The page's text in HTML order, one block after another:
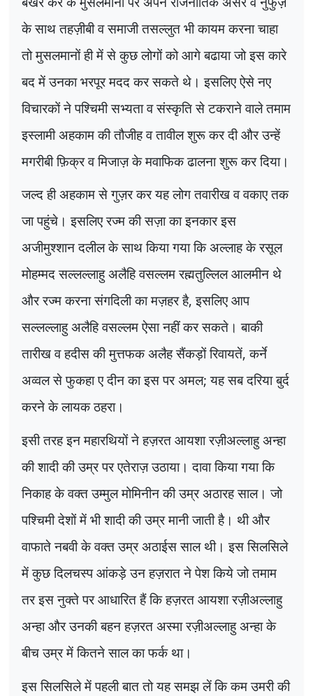
के साथ तहज़ीबी व समाजी तसल्लुत भी कायम करना चाहा
तो मुसलमानों ही में से कुछ लोगों को आगे बढाया जो इस कारे
बद में उनका भरपूर मदद कर सकते थे। इसलिए ऐसे नए
विचारकों ने पश्चिमी सभ्यता व संस्कृति से टकराने वाले तमाम
इस्लामी अहकाम की तौजीह व तावील शुरू कर दी और उन्हें
मगरीबी फ़िक्र व मिजाज़ के मवाफिक ढालना शुरू कर दिया।
जल्द ही अहकाम से गुज़र कर यह लोग तवारीख व वकाए तक
जा पहुंचे। इसलिए रज्म की सज़ा का इनकार इस
अजीमुश्शान दलील के साथ किया गया कि अल्लाह के रसूल
मोहम्मद सल्लल्लाहु अलैहि वसल्लम रह्मतुल्लिल आलमीन थे
और रज्म करना संगदिली का मज़हर है,इसलिए आप
सल्लल्लाहु अलैहि वसल्लम ऐसा नहीं कर सकते। बाकी
तारीख व हदीस की मुत्तफक अलैह सैंकड़ों रिवायतें,कर्ने
अव्वल से फुकहा ए दीन का इस पर अमल;यह सब दरिया बुर्द
करने के लायक ठहरा।
इसी तरह इन महारथियों ने हज़रत आयशा रज़ीअल्लाहु अन्हा
की शादी की उम्र पर एतेराज़ उठाया। दावा किया गया कि
निकाह के वक्त उम्मुल मोमिनीन की उम्र अठारह साल। जो
पश्चिमी देशों में भी शादी की उम्र मानी जाती है। थी और
वाफाते नबवी के वक्त उम्र अठाईस साल थी। इस सिलसिले
में कुछ दिलचस्प आंकड़े उन हज़रात ने पेश किये जो तमाम
तर इस नुक्ते पर आधारित हैं कि हज़रत आयशा रज़ीअल्लाहु
अन्हा और उनकी बहन हज़रत अस्मा रज़ीअल्लाहु अन्हा के
बीच उम्र में कितने साल का फर्क था।
इस सिलसिले में पहली बात तो यह समझ लें कि कम उमरी की